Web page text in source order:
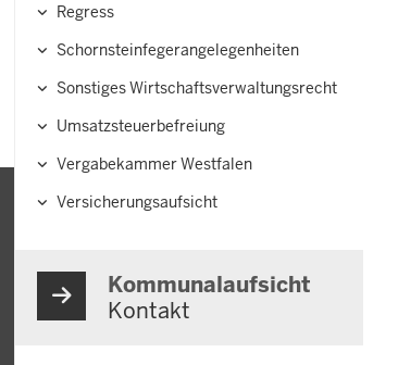
Regress
Schornsteinfegerangelegenheiten
Sonstiges Wirtschaftsverwaltungsrecht
Umsatzsteuerbefreiung
Vergabekammer Westfalen
Versicherungsaufsicht
Kommunalaufsicht
Kontakt